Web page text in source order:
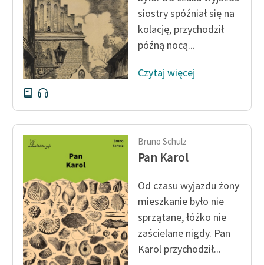
niepełnosprawnościami
E-kolekcja lektur
szkolnych i literatury do
słuchania dla uczennic i
uczniów z
niepełnosprawnościami
Feministyczne inspiracje.
Popularyzacja
skandynawskiej literatury
feministycznej
Ręce pełne poezji
Kolekcje edukacyjne
twórców przechodzących
do domeny publicznej,
lektur szkolnych oraz
Starego Testamentu
siostry spóźniał się na
kolację, przychodził
późną nocą...
Czytaj więcej
Bruno Schulz
Pan Karol
Od czasu wyjazdu żony
mieszkanie było nie
sprzątane, łóżko nie
zaścielane nigdy. Pan
Karol przychodził...